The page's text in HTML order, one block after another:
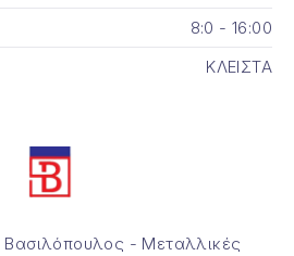
8:0 - 16:00
ΚΛΕΙΣΤΑ
Βασιλόπουλος - Μεταλλικές